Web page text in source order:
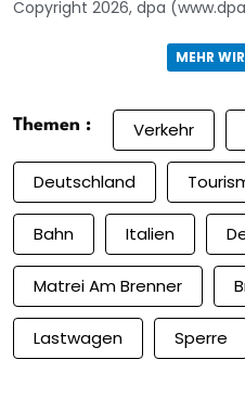
Copyright 2026, dpa
MEHR
Themen : Verkehr
Deutschland
Bahn Italien
Matrei Am Brenner
Lastwagen Sperre